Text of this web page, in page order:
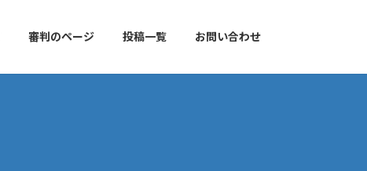
審判のページ 投稿一覧 お問い合わせ